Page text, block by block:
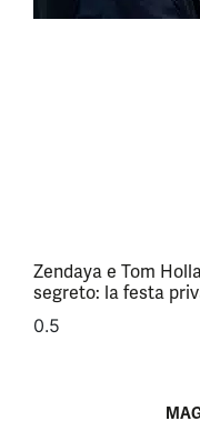
Zendaya e Tom
segreto: la festa